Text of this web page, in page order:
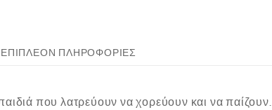
ΕΠΙΠΛΈΟΝ ΠΛΗΡΟΦΟΡΊΕΣ
που λατρεύουν να χορεύουν και να παίζουν.